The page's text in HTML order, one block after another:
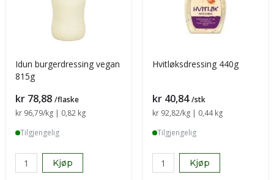
Idun burgerdressing vegan
815g
Pris
kr 78,88 /flaske
Sammenligning pris
kr 96,79/kg | 0,82 kg
Tilgjengelig
Kjøp
Hvitløksdressing 440g
Pris
kr 40,84 /stk
Sammenligning pris
kr 92,82/kg | 0,44 kg
Tilgjengelig
Kjøp